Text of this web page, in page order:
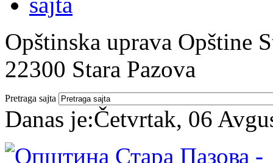
Opštinska uprava Opštine
22300 Stara Pazova
Pretraga sajta
Danas je:Četvrtak, 06